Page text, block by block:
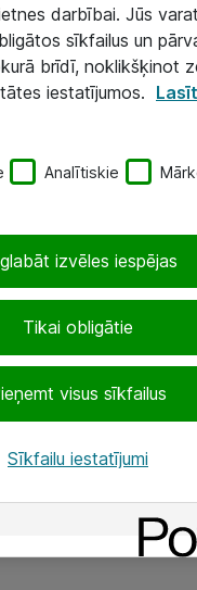
darbībai. Jūs
sīkfailus un
brīdī, noklikšķinot
iestatījumos.
Analītiskie
Tikai obligātie
visus sīkfailus
izvēles iespējas
Sīkfailu iestatījumi